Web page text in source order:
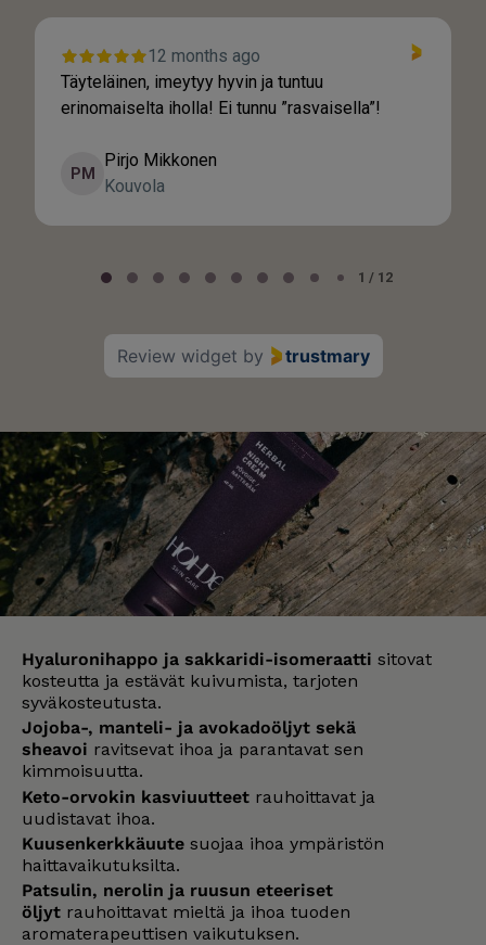
12 months ago
Täyteläinen, imeytyy hyvin ja tuntuu
erinomaiselta iholla! Ei tunnu ”rasvaisella”!
PM
Pirjo Mikkonen
Kouvola
1 / 12
Review widget by trustmary
Hyaluronihappo ja sakkaridi-isomeraatti sitovat
kosteutta ja estävät kuivumista, tarjoten
syväkosteutusta.
Jojoba-, manteli- ja avokadoöljyt sekä
sheavoi ravitsevat ihoa ja parantavat sen
kimmoisuutta.
Keto-orvokin kasviuutteet rauhoittavat ja
uudistavat ihoa.
Kuusenkerkkäuute suojaa ihoa ympäristön
haittavaikutuksilta.
Patsulin, nerolin ja ruusun eteeriset
öljyt rauhoittavat mieltä ja ihoa tuoden
aromaterapeuttisen vaikutuksen.